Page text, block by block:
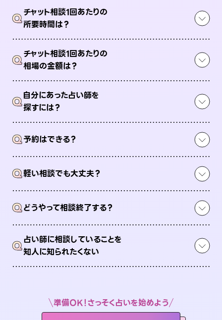
Qチャット相談1回あたりの
所要時間は？
Qチャット相談1回あたりの
相場の金額は？
Q自分にあった占い師を
探すには？
Q予約はできる？
Q軽い相談でも大丈夫？
Qどうやって相談終了する？
Q占い師に相談していることを
知人に知られたくない
準備OK！さっそく占いを始めよう